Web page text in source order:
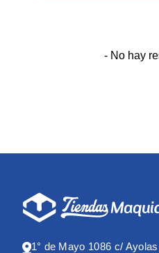
- No hay
1° de Mayo 1086 c/